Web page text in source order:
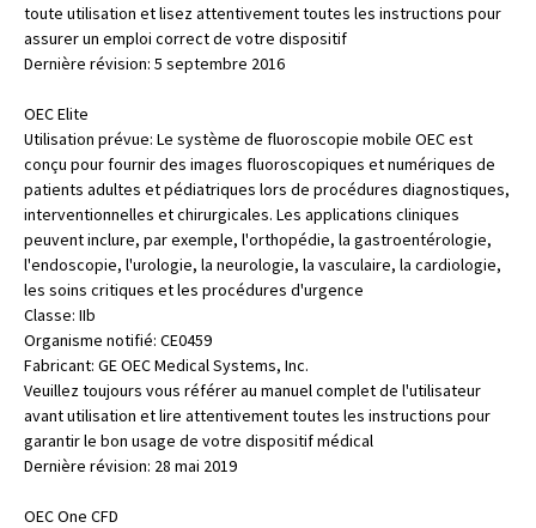
toute utilisation et lisez attentivement toutes les instructions pour
assurer un emploi correct de votre dispositif
Dernière révision: 5 septembre 2016
OEC Elite
Utilisation prévue: Le système de fluoroscopie mobile OEC est
conçu pour fournir des images fluoroscopiques et numériques de
patients adultes et pédiatriques lors de procédures diagnostiques,
interventionnelles et chirurgicales. Les applications cliniques
peuvent inclure, par exemple, l'orthopédie, la gastroentérologie,
l'endoscopie, l'urologie, la neurologie, la vasculaire, la cardiologie,
les soins critiques et les procédures d'urgence
Classe: IIb
Organisme notifié: CE0459
Fabricant: GE OEC Medical Systems, Inc.
Veuillez toujours vous référer au manuel complet de l'utilisateur
avant utilisation et lire attentivement toutes les instructions pour
garantir le bon usage de votre dispositif médical
Dernière révision: 28 mai 2019
OEC One CFD